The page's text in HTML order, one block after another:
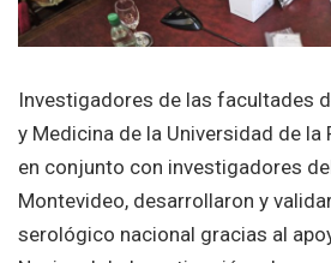
Investigadores de las facultades
y Medicina de la Universidad de la
en conjunto con investigadores
Montevideo, desarrollaron y
serológico nacional gracias al